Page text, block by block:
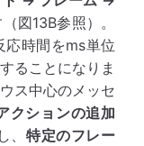
図13B参照）。
応時間をms単位
ることになりま
ス中心のメッセ
クションの追加
、特定のフレー